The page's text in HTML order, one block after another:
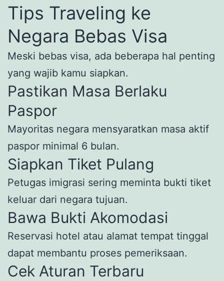
Tips Traveling ke
Negara Bebas Visa
Meski bebas visa, ada beberapa hal penting
yang wajib kamu siapkan.
Pastikan Masa Berlaku
Paspor
Mayoritas negara mensyaratkan masa aktif
paspor minimal 6 bulan.
Siapkan Tiket Pulang
Petugas imigrasi sering meminta bukti tiket
keluar dari negara tujuan.
Bawa Bukti Akomodasi
Reservasi hotel atau alamat tempat tinggal
dapat membantu proses pemeriksaan.
Cek Aturan Terbaru